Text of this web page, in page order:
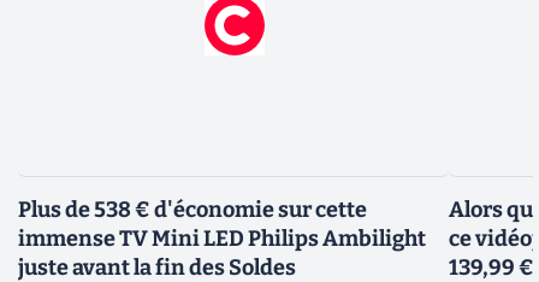
Plus de 538 € d'économie sur cette
immense TV Mini LED Philips Ambilight
juste avant la fin des Soldes
Alors
ce
139,99 €